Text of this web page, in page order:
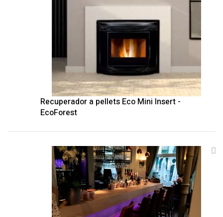
Recuperador a pellets Eco Mini Insert -
EcoForest